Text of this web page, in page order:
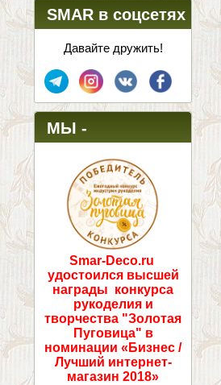
SMAR в соцсетях
Давайте дружить!
МЫ -
ПОБЕДИТЕЛИ!
Smar-Deco.ru
удостоился высшей
награды конкурса
рукоделия и
творчества "Золотая
Пуговица" в
номинации «Бизнес /
Лучший интернет-
магазин 2018»